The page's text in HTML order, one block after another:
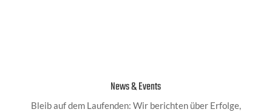
News & Events
Bleib auf dem Laufenden: Wir berichten über Erfolge,